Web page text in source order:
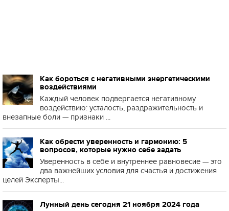
Как бороться с негативными энергетическими
воздействиями
Каждый человек подвергается негативному
воздействию: усталость, раздражительность и
внезапные боли — признаки ...
Как обрести уверенность и гармонию: 5
вопросов, которые нужно себе задать
Уверенность в себе и внутреннее равновесие — это
два важнейших условия для счастья и достижения
целей Эксперты...
Лунный день сегодня 21 ноября 2024 года